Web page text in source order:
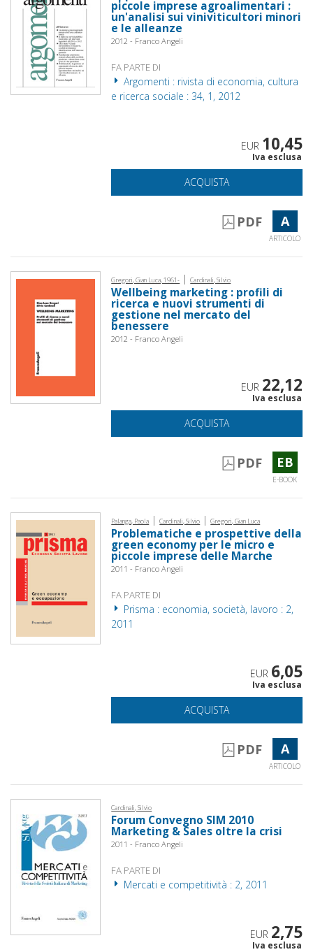
piccole imprese agroalimentari :
un'analisi sui viniviticultori minori
e le alleanze
2012 - Franco Angeli
FA PARTE DI
Argomenti : rivista di economia, cultura
e ricerca sociale : 34, 1, 2012
EUR 10,45
Iva esclusa
ACQUISTA
PDF A
ARTICOLO
Gregori, Gian Luca, 1961- | Cardinali, Silvio
Wellbeing marketing : profili di
ricerca e nuovi strumenti di
gestione nel mercato del
benessere
2012 - Franco Angeli
EUR 22,12
Iva esclusa
ACQUISTA
PDF EB
E-BOOK
Palanga, Paola | Cardinali, Silvio | Gregori, Gian Luca
Problematiche e prospettive della
green economy per le micro e
piccole imprese delle Marche
2011 - Franco Angeli
FA PARTE DI
Prisma : economia, società, lavoro : 2,
2011
EUR 6,05
Iva esclusa
ACQUISTA
PDF A
ARTICOLO
Cardinali, Silvio
Forum Convegno SIM 2010
Marketing & Sales oltre la crisi
2011 - Franco Angeli
FA PARTE DI
Mercati e competitività : 2, 2011
EUR 2,75
Iva esclusa